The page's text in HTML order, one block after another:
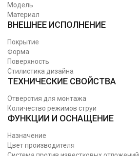
Модель
Материал
ВНЕШНЕЕ ИСПОЛНЕНИЕ
Покрытие
Форма
Поверхность
Стилистика дизайна
ТЕХНИЧЕСКИЕ СВОЙСТВА
Отверстия для монтажа
Количество режимов струи
ФУНКЦИИ И ОСНАЩЕНИЕ
Назначение
Цвет производителя